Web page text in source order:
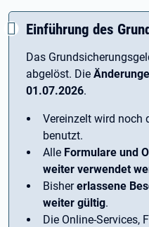
Einführung des
Das
abgelöst. Die
01.07.2026.
Vereinzelt wird noch
benutzt.
Alle Formulare und
weiter verwendet
Bishererlassene
weiter gültig.
Die Online-Services,